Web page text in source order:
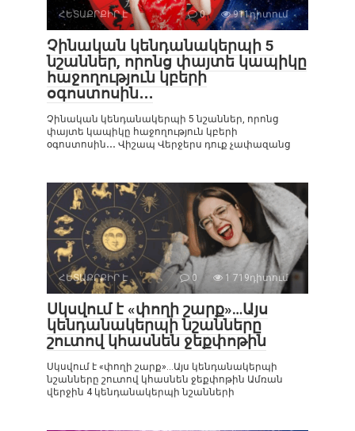
ՀԵՏԱՔՐՔԻՐ Է 0 911դիտում
Չինական կենդանակերպի 5
նշաններ, որոնց փայտե կապիկը
հաջողություն կբերի
օգոստոսին․․․
Չինական կենդանակերպի 5 նշաններ, որոնց
փայտե կապիկը հաջողություն կբերի
օգոստոսին․․․ Վիշապ Վերջերս դուք չափազանց
ՀԵՏԱՔՐՔԻՐ Է 0 1 719դիտում
Սկսվում է «փողի շարք»…Այս
կենդանակերպի նշանները
շուտով կհասնեն ջեքփոթին
Սկսվում է «փողի շարք»…Այս կենդանակերպի
նշանները շուտով կհասնեն ջեքփոթին Ամռան
վերջին 4 կենդանակերպի նշանների